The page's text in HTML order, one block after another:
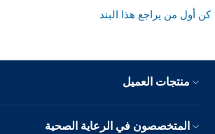
كن أول من يراجع هذا البند
منتجات العميل
المتخصصون في الرعاية الصحية